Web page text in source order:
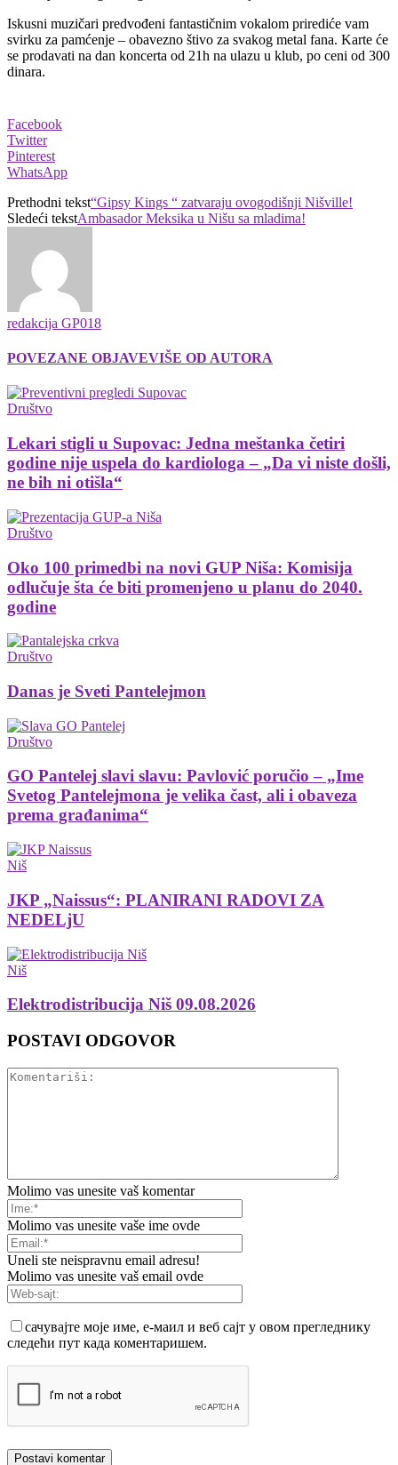
Iskusni muzičari predvođeni fantastičnim vokalom prirediće vam
svirku za pamćenje – obavezno štivo za svakog metal fana. Karte će
se prodavati na dan koncerta od 21h na ulazu u klub, po ceni od 300
dinara.
Facebook
Twitter
Pinterest
WhatsApp
Prethodni tekst“Gipsy Kings “ zatvaraju ovogodišnji Nišville!
Sledeći tekstAmbasador Meksika u Nišu sa mladima!
redakcija GP018
POVEZANE OBJAVEVIŠE OD AUTORA
Društvo
Lekari stigli u Supovac: Jedna meštanka četiri
godine nije uspela do kardiologa – „Da vi niste došli,
ne bih ni otišla“
Društvo
Oko 100 primedbi na novi GUP Niša: Komisija
odlučuje šta će biti promenjeno u planu do 2040.
godine
Društvo
Danas je Sveti Pantelejmon
Društvo
GO Pantelej slavi slavu: Pavlović poručio – „Ime
Svetog Pantelejmona je velika čast, ali i obaveza
prema građanima“
Niš
JKP „Naissus“: PLANIRANI RADOVI ZA
NEDELjU
Niš
Elektrodistribucija Niš 09.08.2026
POSTAVI ODGOVOR
Molimo vas unesite vaš komentar
Molimo vas unesite vaše ime ovde
Uneli ste neispravnu email adresu!
Molimo vas unesite vaš email ovde
сачувајте моје име, е-маил и веб сајт у овом прегледнику
следећи пут када коментаришем.